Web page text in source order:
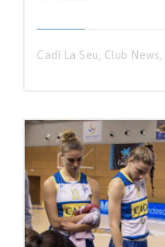
Cadí La Seu, Club News,